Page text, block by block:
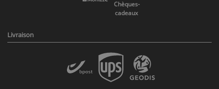
Chèques-
cadeaux
Livraison